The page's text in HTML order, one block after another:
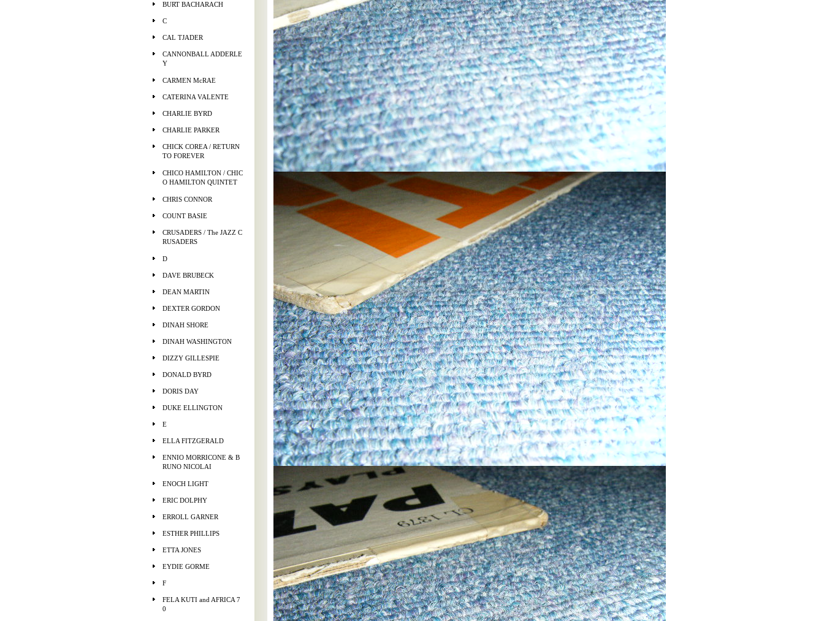
BURT BACHARACH
C
CAL TJADER
CANNONBALL ADDERLE
Y
CARMEN McRAE
CATERINA VALENTE
CHARLIE BYRD
CHARLIE PARKER
CHICK COREA / RETURN
TO FOREVER
CHICO HAMILTON / CHIC
O HAMILTON QUINTET
CHRIS CONNOR
COUNT BASIE
CRUSADERS / The JAZZ C
RUSADERS
D
DAVE BRUBECK
DEAN MARTIN
DEXTER GORDON
DINAH SHORE
DINAH WASHINGTON
DIZZY GILLESPIE
DONALD BYRD
DORIS DAY
DUKE ELLINGTON
E
ELLA FITZGERALD
ENNIO MORRICONE & B
RUNO NICOLAI
ENOCH LIGHT
ERIC DOLPHY
ERROLL GARNER
ESTHER PHILLIPS
ETTA JONES
EYDIE GORME
F
FELA KUTI and AFRICA 7
0